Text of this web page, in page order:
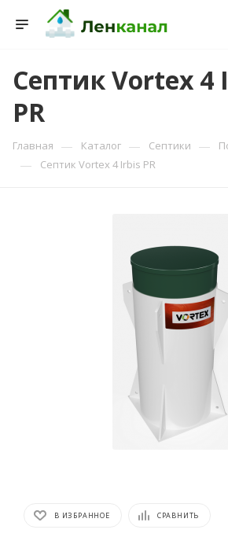
Септик Vortex 4
PR
Главная — Каталог — Септики —
— Септик Vortex 4 Irbis PR
В ИЗБРАННОЕ СРАВНИТЬ